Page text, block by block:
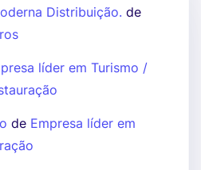
Distribuição. de
líder em Turismo /
de Empresa líder em